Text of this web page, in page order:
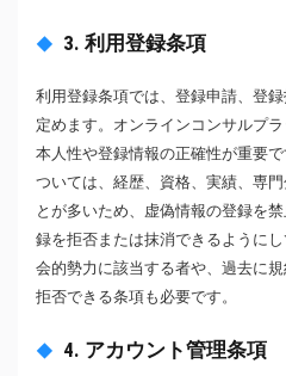
3. 利用登録条項
利用登録条項では、登録申請、登
定めます。オンラインコンサルプ
本人性や登録情報の正確性が重要
ついては、経歴、資格、実績、専
とが多いため、虚偽情報の登録を
録を拒否または抹消できるように
会的勢力に該当する者や、過去に
拒否できる条項も必要です。
4. アカウント管理条項